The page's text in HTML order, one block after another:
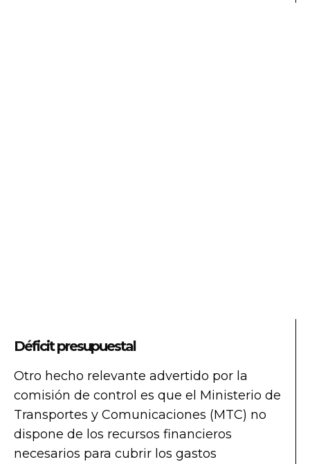
Déficit presupuestal
Otro hecho relevante advertido por la
comisión de control es que el Ministerio de
Transportes y Comunicaciones (MTC) no
dispone de los recursos financieros
necesarios para cubrir los gastos